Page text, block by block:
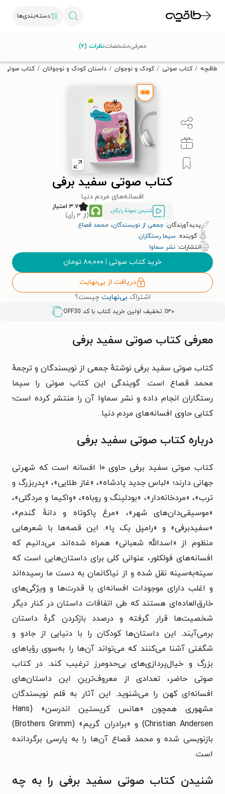
دسته‌بندی‌ها
تخفیف از طاقچه دریافت کن.
طاقچه کتاب صوتی کودک و نوجوان داستان کودک و نوجوانان کتاب صوتی
کتاب صوتی سفید برفی
افسانه‌های مردم دنیا
شنیدن نمونۀ رایگان
۳.۷ امتیاز
(از ۳ رأی)
پدیدآورندگان: جمعی از نویسندگان، محمد قصاع
گوینده: سیما رستگاران
انتشارات: نشر سماوا
خرید کتاب صوتی | ۸۰,۰۰۰ تومان
دریافت از بی‌نهایت
اشتراک بی‌نهایت چیست؟
٪۳۰ تخفیف اولین خرید کتاب با کد OFF30
معرفیمشخصاتنظرات (۲)
معرفی کتاب صوتی سفید برفی
کتاب صوتی سفید برفی نوشتهٔ جمعی از نویسندگان و ترجمهٔ
محمد قصاع است. گویندگی این کتاب صوتی را سیما
رستگاران انجام داده و نشر سماوا آن را منتشر کرده است؛
کتابی حاوی افسانه‌های مردم دنیا.
درباره کتاب صوتی سفید برفی
کتاب صوتی سفید برفی حاوی ۱۰ افسانه‌ است‌ که‌ شهرتی‌
جهانی‌ دارند؛ «لباس‌ جدید پادشاه‌»، «غاز طلایی‌»، «پدربزرگ‌ و
ترب‌»، «مردخانه‌دار»، «بودلینگ‌ و روباه‌»، «واکیما و مردگلی‌»،
«موسیقی‌دان‌های‌ شهر»، «مرغ‌ پاکوتاه‌ و دانه‌ٔ گندم‌»،
«سفیدبرفی‌» و «رامپل‌ یک‌ پا». این قصه‌ها با شعرهایی‌
منظوم‌ از «اسدالله‌ شعبانی‌» همراه‌ شده‌اند. می‌دانیم که
افسانه‌های فولکلور، عنوانی کلی برای داستان‌هایی است که
سینه‌به‌سینه نقل شده و از نیاکانمان به دست ما رسیده‌اند
و اغلب دارای موجودات افسانه‌ای با قدرت‌ها و ویژگی‌های
خارق‌العاده‌ای هستند که طی اتفاقات داستان در کنار دیگر
شخصیت‌ها قرار گرفته و درصدد بازکردن گرهٔ داستان
برمی‌آیند. این داستان‌ها کودکان را با دنیایی از جادو و
شگفتی آشنا می‌کنند که می‌تواند آن‌ها را به‌سوی رؤیاهای
بزرگ و خیال‌پردازی‌های بی‌حدومرز ترغیب کند. در کتاب
صوتی حاضر، تعدادی از معروف‌ترینِ این داستان‌های
افسانه‌ای کهن را می‌شنوید. این آثار به قلم نویسندگان
مشهوری همچون «هانس کریستین اندرسن» (Hans
Christian Andersen) و «برادران گریم» (Brothers Grimm)
بازنویسی شده و محمد قصاع آن‌ها را به پارسی برگردانده
است.
شنیدن کتاب صوتی سفید برفی را به چه